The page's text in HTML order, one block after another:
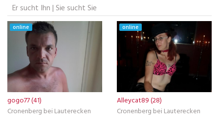
Er sucht Ihn | Sie sucht Sie
online
gogo77 (41)
Cronenberg bei Lauterecken
online
Alleycat89 (28)
Cronenberg bei Lauterecken